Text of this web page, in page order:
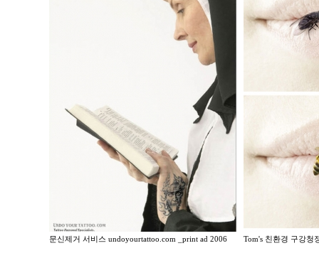
문신제거 서비스 undoyourtattoo.com _print ad 2006 Tom's 친환경 구강청